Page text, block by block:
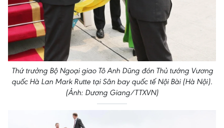
Thứ trưởng Bộ Ngoại giao Tô Anh Dũng đón Thủ tướng Vương
quốc Hà Lan Mark Rutte tại Sân bay quốc tế Nội Bài (Hà Nội).
(Ảnh: Dương Giang/TTXVN)